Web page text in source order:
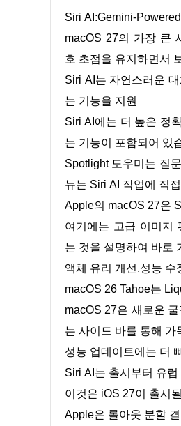
Siri AI:Gemini-
macOS 27의 가장 큰
호 초점을 유지하면서
Siri AI는 자연스러운
는 기능을 지원
Siri AI에는 더 높은 정
는 기능이 포함되어 있
Spotlight 도우미는 질
뉴는 Siri AI 작업에 직
Apple의 macOS 27은
여기에는 고급 이미지
는 것을 설명하여 바로
액체 유리 개선,성능 수
macOS 26 Tahoe는
macOS 27은 새로운
는 사이드 바를 통해
성능 업데이트에는 더
Siri AI는 출시부터 유
이것은 iOS 27이 출시
Apple은 롤아웃 분할